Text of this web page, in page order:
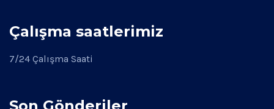
Çalışma saatlerimiz
7/24 Çalışma Saati